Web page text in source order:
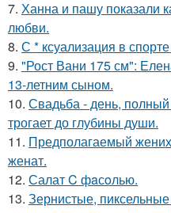
7. Ханна и пашу показали
любви.
8. С * ксуализация в
9. "Рост Вани 175 см":
13-летним сыном.
10. Свадьба - день,
трогает до глубины души.
11. Предполагаемый
женат.
12. Салат C фaсoлью.
13. Зернистые,